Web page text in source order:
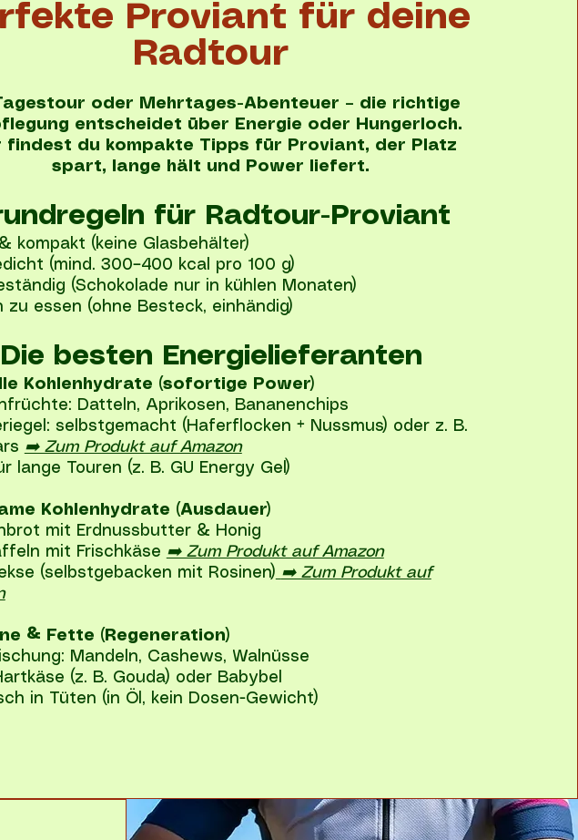
Proviant für deine
Radtour
oder Mehrtages-Abenteuer – die richtige
entscheidet über Energie oder Hungerloch.
findest du kompakte Tipps für Proviant, der Platz
spart, lange hält und Power liefert.
für Radtour-Proviant
kompakt (keine Glasbehälter)
(mind. 300–400 kcal pro 100 g)
(Schokolade nur in kühlen Monaten)
zu essen (ohne Besteck, einhändig)
Die besten Energielieferanten
Kohlenhydrate (sofortige Power)
Datteln, Aprikosen, Bananenchips
selbstgemacht (Haferflocken + Nussmus) oder z. B.
➡️ Zum Produkt auf Amazon
lange Touren (z. B. GU Energy Gel)
Kohlenhydrate (Ausdauer)
mit Erdnussbutter & Honig
mit Frischkäse ➡️ Zum Produkt auf Amazon
(selbstgebacken mit Rosinen) ➡️ Zum Produkt auf
& Fette (Regeneration)
Mandeln, Cashews, Walnüsse
(z. B. Gouda) oder Babybel
in Tüten (in Öl, kein Dosen-Gewicht)